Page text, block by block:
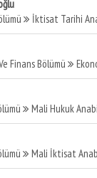
İktisat Tarihi
Finans Bölümü
Mali Hukuk
Mali İktisat